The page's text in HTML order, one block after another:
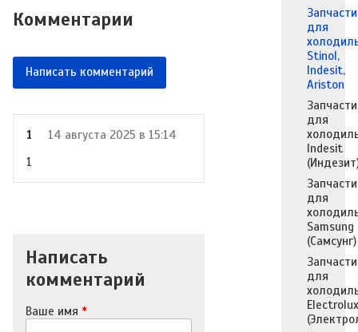
Запчасти
для
Stinol,
Indesit,
Ariston
Запчасти
для
Indesit
Запчасти
для
Samsung
(Самсунг)
Запчасти
для
Electrolux
Комментарии
Написать комментарий
1
14 августа 2025 в 15:14
1
Написать
комментарий
Ваше имя *